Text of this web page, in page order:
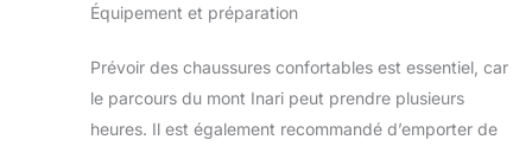
Équipement et préparation
Prévoir des chaussures confortables est essentiel, car
le parcours du mont Inari peut prendre plusieurs
heures. Il est également recommandé d’emporter de